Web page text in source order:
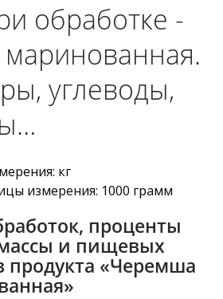
обработке -
углеводы,
кг
измерения: 1000 грамм
проценты
и пищевых
продукта «Черемша